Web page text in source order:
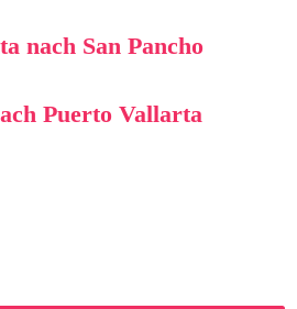
nach San Pancho
Puerto Vallarta